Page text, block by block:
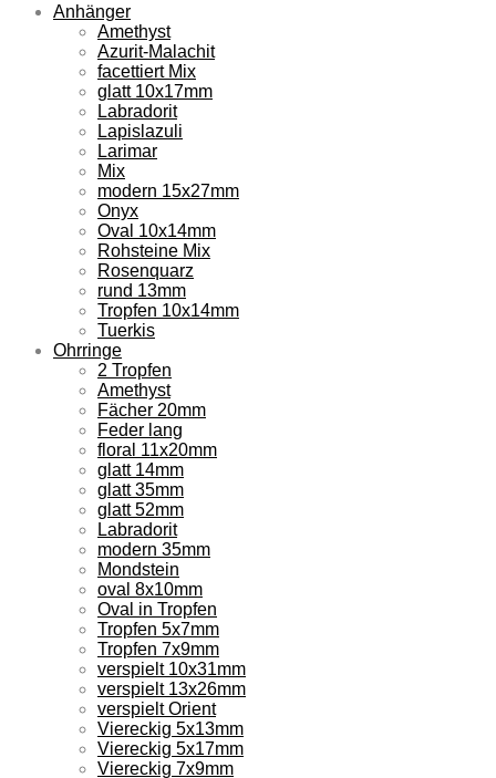
Anhänger
Amethyst
Azurit-Malachit
facettiert Mix
glatt 10x17mm
Labradorit
Lapislazuli
Larimar
Mix
modern 15x27mm
Onyx
Oval 10x14mm
Rohsteine Mix
Rosenquarz
rund 13mm
Tropfen 10x14mm
Tuerkis
Ohrringe
2 Tropfen
Amethyst
Fächer 20mm
Feder lang
floral 11x20mm
glatt 14mm
glatt 35mm
glatt 52mm
Labradorit
modern 35mm
Mondstein
oval 8x10mm
Oval in Tropfen
Tropfen 5x7mm
Tropfen 7x9mm
verspielt 10x31mm
verspielt 13x26mm
verspielt Orient
Viereckig 5x13mm
Viereckig 5x17mm
Viereckig 7x9mm